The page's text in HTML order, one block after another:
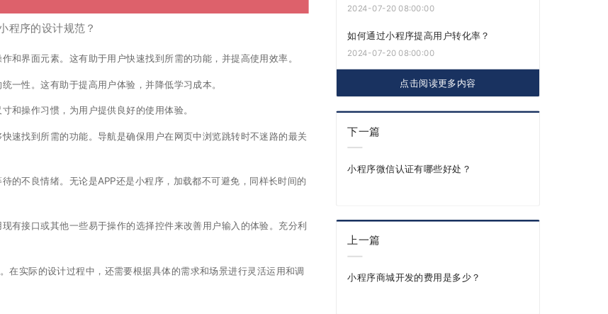
程序的设计规范？
和界面元素。这有助于用户快速找到所需的功能，并提高使用效率。
一性。这有助于提高用户体验，并降低学习成本。
和操作习惯，为用户提供良好的使用体验。
速找到所需的功能。导航是确保用户在网页中浏览跳转时不迷路的最关
的不良情绪。无论是APP还是小程序，加载都不可避免，同样长时间的
有接口或其他一些易于操作的选择控件来改善用户输入的体验。充分利
在实际的设计过程中，还需要根据具体的需求和场景进行灵活运用和调
2024-07-20 08:00:00
如何通过小程序提高用户转化率？
2024-07-20 08:00:00
点击阅读更多内容
下一篇
小程序微信认证有哪些好处？
上一篇
小程序商城开发的费用是多少？